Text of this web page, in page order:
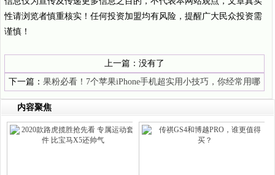
性请浏览者慎重核实！任何投资加盟均有风险，提醒广大民众投资需
谨慎！
上一篇：没有了
下一篇： 果粉必看！7个苹果iPhone手机超实用小技巧，你经常用哪
个呢？
内容聚焦